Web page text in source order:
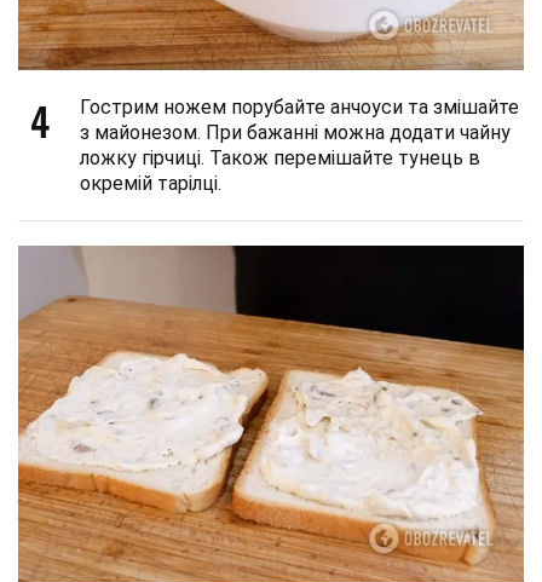
4
Гострим ножем порубайте анчоуси та змішайте
з майонезом. При бажанні можна додати чайну
ложку гірчиці. Також перемішайте тунець в
окремій тарілці.